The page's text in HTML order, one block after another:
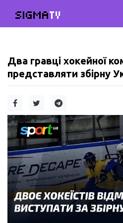
SIGMATV
Два гравці хокейної
представляти збірну